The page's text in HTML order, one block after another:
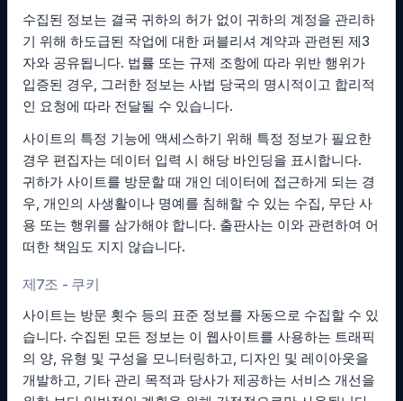
수집된 정보는 결국 귀하의 허가 없이 귀하의 계정을 관리하
기 위해 하도급된 작업에 대한 퍼블리셔 계약과 관련된 제3
자와 공유됩니다. 법률 또는 규제 조항에 따라 위반 행위가
입증된 경우, 그러한 정보는 사법 당국의 명시적이고 합리적
인 요청에 따라 전달될 수 있습니다.
사이트의 특정 기능에 액세스하기 위해 특정 정보가 필요한
경우 편집자는 데이터 입력 시 해당 바인딩을 표시합니다.
귀하가 사이트를 방문할 때 개인 데이터에 접근하게 되는 경
우, 개인의 사생활이나 명예를 침해할 수 있는 수집, 무단 사
용 또는 행위를 삼가해야 합니다. 출판사는 이와 관련하여 어
떠한 책임도 지지 않습니다.
제7조 - 쿠키
사이트는 방문 횟수 등의 표준 정보를 자동으로 수집할 수 있
습니다. 수집된 모든 정보는 이 웹사이트를 사용하는 트래픽
의 양, 유형 및 구성을 모니터링하고, 디자인 및 레이아웃을
개발하고, 기타 관리 목적과 당사가 제공하는 서비스 개선을